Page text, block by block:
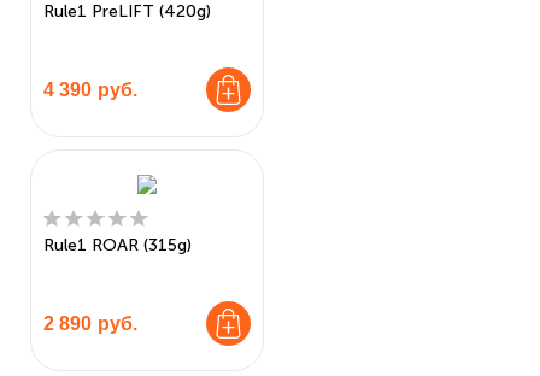
Rule1 PreLIFT (420g)
4 390 руб.
Rule1 ROAR (315g)
2 890 руб.